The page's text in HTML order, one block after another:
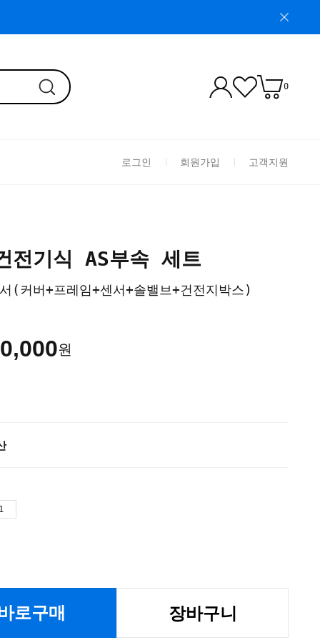
0
로그인 회원가입 고객지원
전기식 AS부속 세트
(커버+프레임+센서+솔밸브+건전지박스)
원
로구매 장바구니